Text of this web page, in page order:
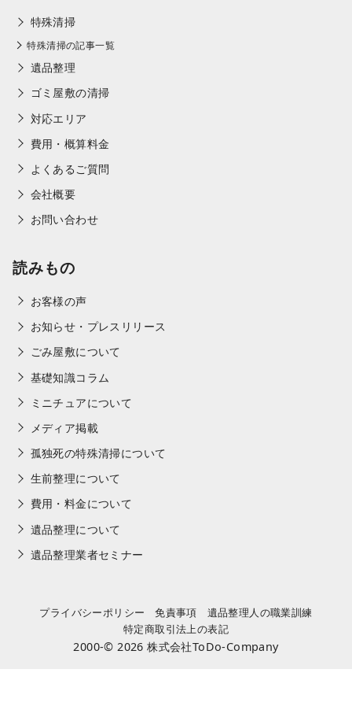
特殊清掃
特殊清掃の記事一覧
遺品整理
ゴミ屋敷の清掃
対応エリア
費用・概算料金
よくあるご質問
会社概要
お問い合わせ
読みもの
お客様の声
お知らせ・プレスリリース
ごみ屋敷について
基礎知識コラム
ミニチュアについて
メディア掲載
孤独死の特殊清掃について
生前整理について
費用・料金について
遺品整理について
遺品整理業者セミナー
プライバシーポリシー 免責事項
遺品整理人の職業訓練
特定商取引法上の表記
2000-© 2026株式会社ToDo-Company